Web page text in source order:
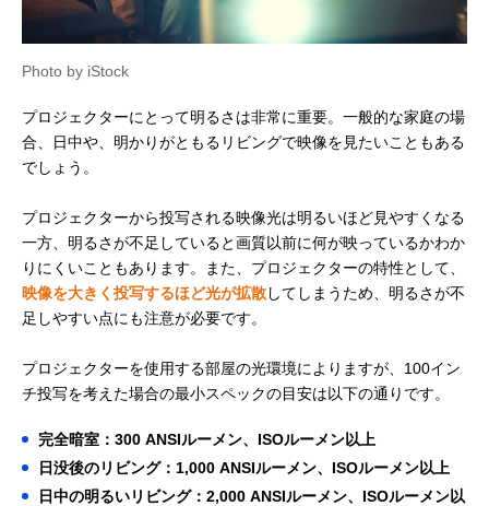
Photo by iStock
プロジェクターにとって明るさは非常に重要。一般的な家庭の場
合、日中や、明かりがともるリビングで映像を見たいこともある
でしょう。
プロジェクターから投写される映像光は明るいほど見やすくなる
一方、明るさが不足していると画質以前に何が映っているかわか
りにくいこともあります。また、プロジェクターの特性として、
映像を大きく投写するほど光が拡散してしまうため、明るさが不
足しやすい点にも注意が必要です。
プロジェクターを使用する部屋の光環境によりますが、100イン
チ投写を考えた場合の最小スペックの目安は以下の通りです。
完全暗室：300 ANSIルーメン、ISOルーメン以上
日没後のリビング：1,000 ANSIルーメン、ISOルーメン以上
日中の明るいリビング：2,000 ANSIルーメン、ISOルーメン以